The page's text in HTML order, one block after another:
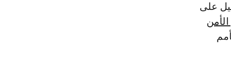
على
الأمم